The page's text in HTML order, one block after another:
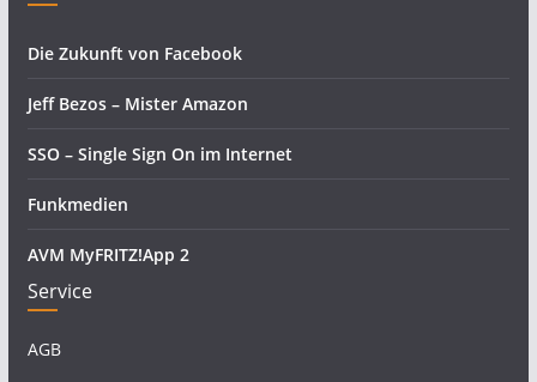
Die Zukunft von Facebook
Jeff Bezos – Mister Amazon
SSO – Single Sign On im Internet
Funkmedien
AVM MyFRITZ!App 2
Service
AGB